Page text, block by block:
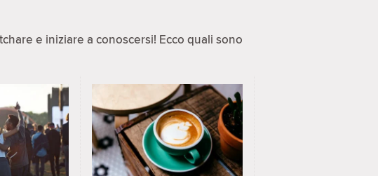
e iniziare a conoscersi! Ecco quali sono